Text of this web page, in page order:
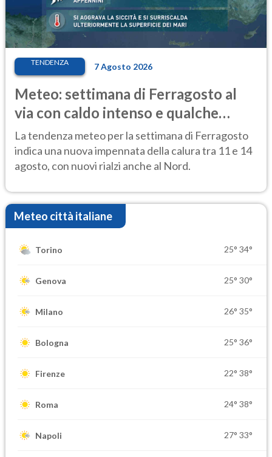
TENDENZA 7 Agosto 2026
Meteo: settimana di Ferragosto al
via con caldo intenso e qualche
temporale
La tendenza meteo per la settimana di Ferragosto
indica una nuova impennata della calura tra 11 e 14
agosto, con nuovi rialzi anche al Nord.
Meteo città italiane
Torino 25° 34°
Genova 25° 30°
Milano 26° 35°
Bologna 25° 36°
Firenze 22° 38°
Roma 24° 38°
Napoli 27° 33°